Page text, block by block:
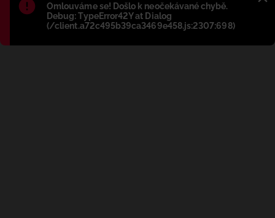
Błąd:
Omlouváme se! Došlo k neočekávané chybě.
Debug: TypeError42Y at Dialog
(/client.a72c495b39ca3469e458.js:2307:698)